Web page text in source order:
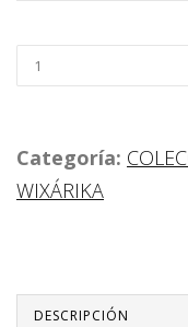
Categoría:
WIXÁRIKA
DESCRIPCIÓN